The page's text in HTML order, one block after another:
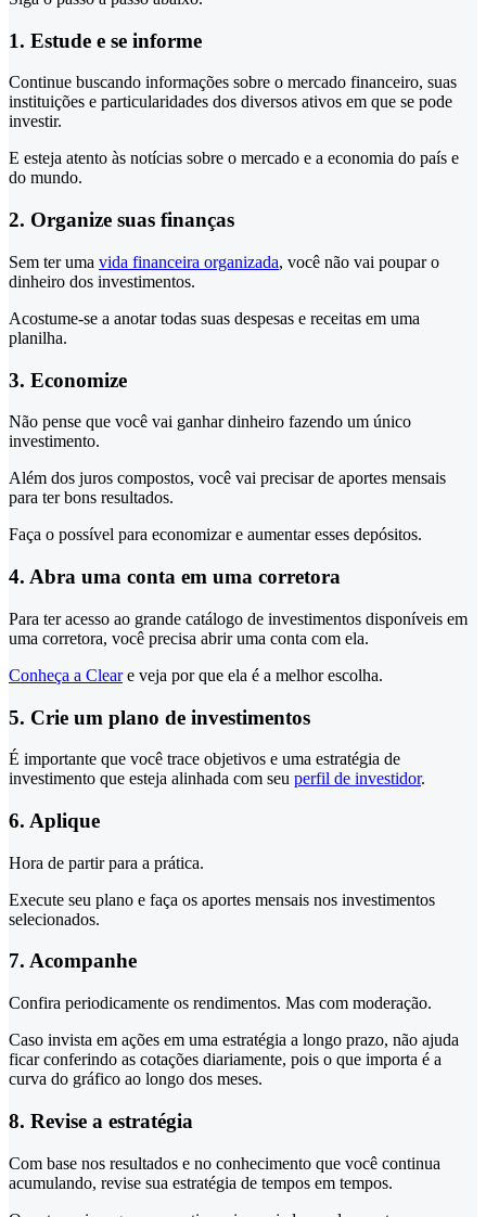
1. Estude e se informe
Continue buscando informações sobre o mercado financeiro, suas
instituições e particularidades dos diversos ativos em que se pode
investir.
E esteja atento às notícias sobre o mercado e a economia do país e
do mundo.
2. Organize suas finanças
Sem ter uma vida financeira organizada, você não vai poupar o
dinheiro dos investimentos.
Acostume-se a anotar todas suas despesas e receitas em uma
planilha.
3. Economize
Não pense que você vai ganhar dinheiro fazendo um único
investimento.
Além dos juros compostos, você vai precisar de aportes mensais
para ter bons resultados.
Faça o possível para economizar e aumentar esses depósitos.
4. Abra uma conta em uma corretora
Para ter acesso ao grande catálogo de investimentos disponíveis em
uma corretora, você precisa abrir uma conta com ela.
Conheça a Cleare veja por que ela é a melhor escolha.
5. Crie um plano de investimentos
É importante que você trace objetivos e uma estratégia de
investimento que esteja alinhada com seu perfil de investidor.
6. Aplique
Hora de partir para a prática.
Execute seu plano e faça os aportes mensais nos investimentos
selecionados.
7. Acompanhe
Confira periodicamente os rendimentos. Mas com moderação.
Caso invista em ações em uma estratégia a longo prazo, não ajuda
ficar conferindo as cotações diariamente, pois o que importa é a
curva do gráfico ao longo dos meses.
8. Revise a estratégia
Com base nos resultados e no conhecimento que você continua
acumulando, revise sua estratégia de tempos em tempos.